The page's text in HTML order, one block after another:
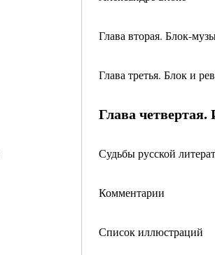
Глава вторая. Блок-
Глава третья. Блок и
Глава четвертая.
Судьбы русской
Комментарии
Список иллюстраций